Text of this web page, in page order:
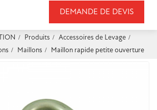
DEMANDE DE DEVIS
Produits
Accessoires de Levage
Maillons Maillon rapide petite ouverture